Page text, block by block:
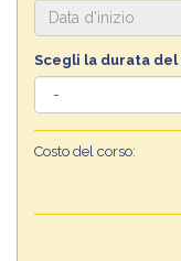
Scegli la durata
Costo del corso: